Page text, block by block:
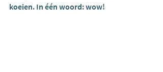
koeien. In één woord: wow!